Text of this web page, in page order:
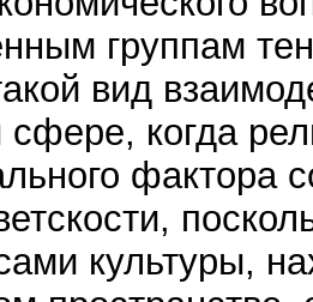
группам
вид
сфере, когда
фактора
культуры,